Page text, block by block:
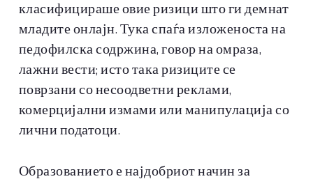
класифицираше овие ризици што ги демнат
младите онлајн. Тука спаѓа изложеноста на
педофилска содржина, говор на омраза,
лажни вести; исто така ризиците се
поврзани со несоодветни реклами,
комерцијални измами или манипулација со
лични податоци.
Образованието е најдобриот начин за